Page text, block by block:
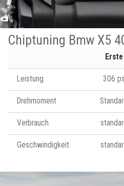
Chiptuning Bmw X5
Erste
Leistung 306 ps
Drehmoment
Verbrauch
Geschwindigkeit